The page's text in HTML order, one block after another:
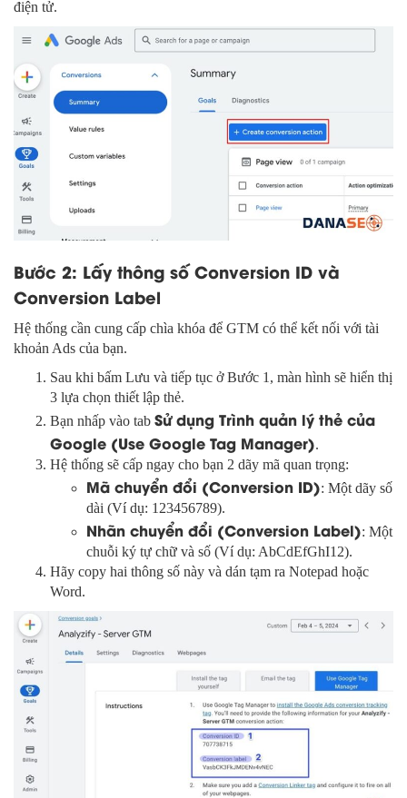
điện tử.
Bước 2: Lấy thông số Conversion ID và
Conversion Label
Hệ thống cần cung cấp chìa khóa để GTM có thể kết nối với tài
khoản Ads của bạn.
Sau khi bấm Lưu và tiếp tục ở Bước 1, màn hình sẽ hiển thị
3 lựa chọn thiết lập thẻ.
Bạn nhấp vào tab Sử dụng Trình quản lý thẻ của
Google (Use Google Tag Manager).
Hệ thống sẽ cấp ngay cho bạn 2 dãy mã quan trọng:
Mã chuyển đổi (Conversion ID): Một dãy số
dài (Ví dụ: 123456789).
Nhãn chuyển đổi (Conversion Label): Một
chuỗi ký tự chữ và số (Ví dụ: AbCdEfGhI12).
Hãy copy hai thông số này và dán tạm ra Notepad hoặc
Word.